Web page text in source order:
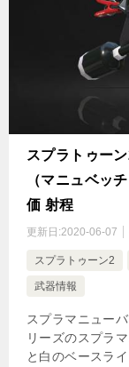
スプラトゥー
（マニュベッ
価 射程
更新日:2020-06-07
スプラトゥーン2
武器情報
スプラマニュー
リーズのスプラ
と白のベースラ